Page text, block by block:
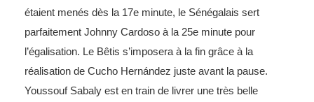
étaient menés dès la 17e minute, le Sénégalais sert
parfaitement Johnny Cardoso à la 25e minute pour
l’égalisation. Le Bêtis s’imposera à la fin grâce à la
réalisation de Cucho Hernández juste avant la pause.
Youssouf Sabaly est en train de livrer une très belle